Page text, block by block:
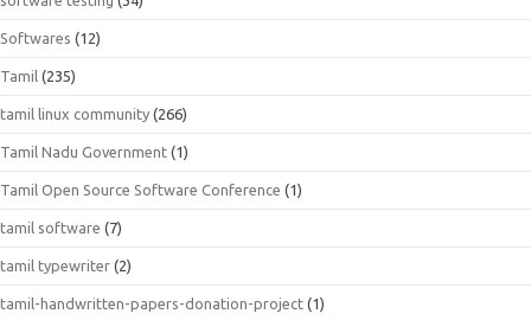
Softwares (12)
Tamil (235)
tamil linux community (266)
Tamil Nadu Government (1)
Tamil Open Source Software Conference (1)
tamil software (7)
tamil typewriter (2)
tamil-handwritten-papers-donation-project (1)